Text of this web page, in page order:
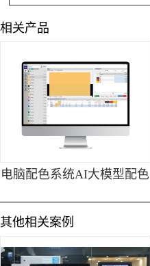
相关产品
电脑配色系统AI大模型配色
其他相关案例